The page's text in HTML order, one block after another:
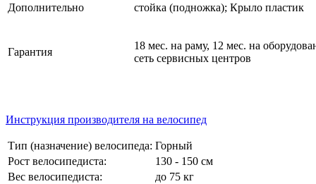
Дополнительно стойка (подножка); Крыло пластик
Гарантия
18 мес. на раму, 12 мес. на
сеть сервисных центров
Инструкция производителя на велосипед
Тип (назначение) велосипеда: Горный
Рост велосипедиста:
130 - 150 см
Вес велосипедиста:
до 75 кг